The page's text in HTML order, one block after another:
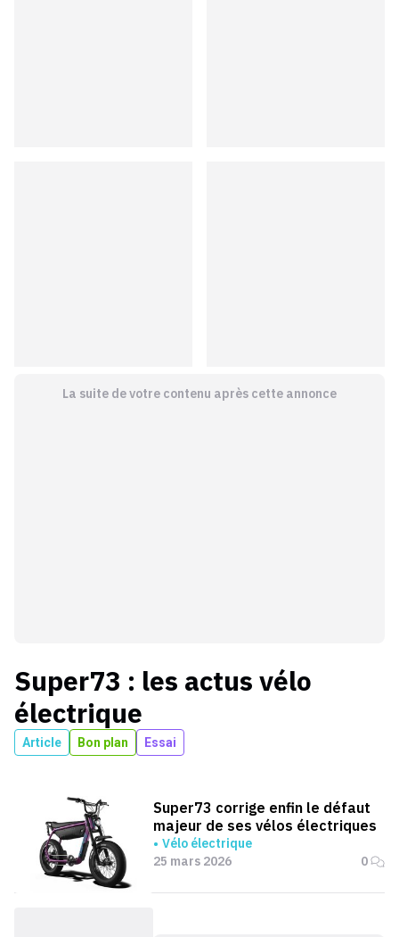
La suite de votre contenu après cette annonce
Super73 : les actus vélo
électrique
Article Bon plan Essai
Super73 corrige enfin le défaut
majeur de ses vélos électriques
Vélo électrique
25 mars 2026
0